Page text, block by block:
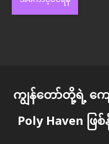
ကျွန်တော်တို့ရဲ့ ကျေ
Poly Haven ဖ